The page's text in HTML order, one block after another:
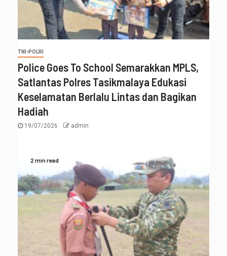
TNI-POLRI
Police Goes To School Semarakkan MPLS,
Satlantas Polres Tasikmalaya Edukasi
Keselamatan Berlalu Lintas dan Bagikan
Hadiah
19/07/2026 admin
2 min read